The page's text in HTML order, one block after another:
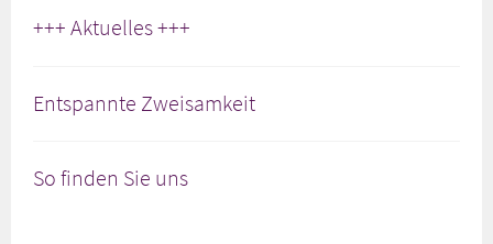
+++ Aktuelles +++
Entspannte Zweisamkeit
So finden Sie uns